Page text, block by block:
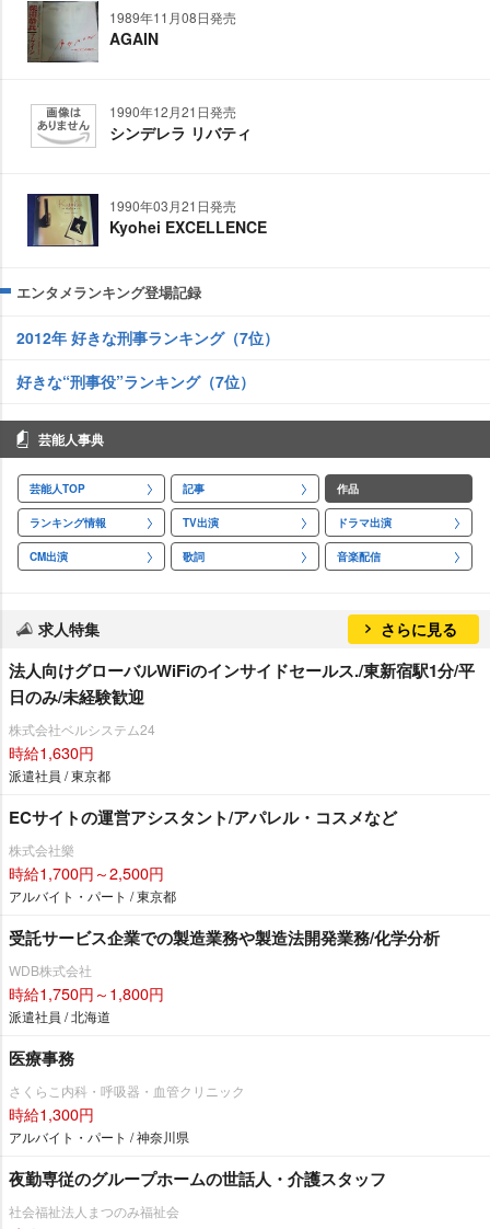
1989年11月08日発売
AGAIN
1990年12月21日発売
シンデレラ リバティ
1990年03月21日発売
Kyohei EXCELLENCE
エンタメランキング登場記録
2012年 好きな刑事ランキング（7位）
好きな“刑事役”ランキング（7位）
芸能人事典
芸能人TOP 記事 作品
ランキング情報 TV出演 ドラマ出演
CM出演 歌詞 音楽配信
求人特集 さらに見る
法人向けグローバルWiFiのインサイドセールス./東新宿駅1分/平
日のみ/未経験歓迎
株式会社ベルシステム24
時給1,630円
派遣社員 / 東京都
ECサイトの運営アシスタント/アパレル・コスメなど
株式会社樂
時給1,700円～2,500円
アルバイト・パート / 東京都
受託サービス企業での製造業務や製造法開発業務/化学分析
WDB株式会社
時給1,750円～1,800円
派遣社員 / 北海道
医療事務
さくらこ内科・呼吸器・血管クリニック
時給1,300円
アルバイト・パート / 神奈川県
夜勤専従のグループホームの世話人・介護スタッフ
社会福祉法人まつのみ福祉会